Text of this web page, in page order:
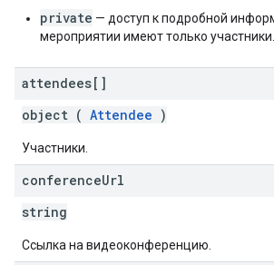
private — доступ к подробной
мероприятии имеют только участники.
attendees[]
object ( Attendee )
Участники.
conferenceUrl
string
Ссылка на видеоконференцию.